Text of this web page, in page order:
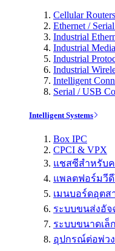
Cellular
Ethernet /
Industrial
Industrial
Industrial
Industrial
Intelligent
Serial / USB
Intelligent Systems
Box IPC
CPCI & VPX
แชสซีสำหรับ
แพลตฟอร์มวี
เมนบอร์ดอุตส
ระบบขนส่งอัจ
ระบบขนาดเล็ก
อุปกรณ์ต่อพ่ว